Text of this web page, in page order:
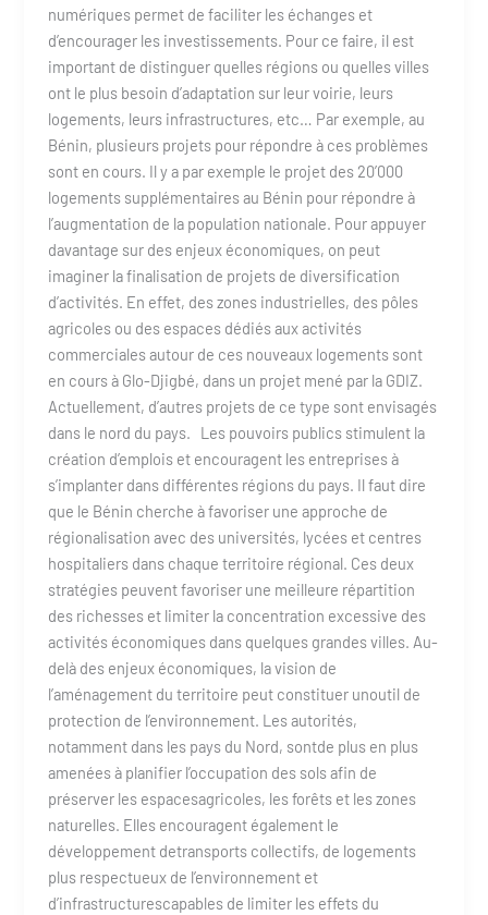
numériques permet de faciliter les échanges et
d’encourager les investissements. Pour ce faire, il est
important de distinguer quelles régions ou quelles villes
ont le plus besoin d’adaptation sur leur voirie, leurs
logements, leurs infrastructures, etc… Par exemple, au
Bénin, plusieurs projets pour répondre à ces problèmes
sont en cours. Il y a par exemple le projet des 20’000
logements supplémentaires au Bénin pour répondre à
l’augmentation de la population nationale. Pour appuyer
davantage sur des enjeux économiques, on peut
imaginer la finalisation de projets de diversification
d’activités. En effet, des zones industrielles, des pôles
agricoles ou des espaces dédiés aux activités
commerciales autour de ces nouveaux logements sont
en cours à Glo-Djigbé, dans un projet mené par la GDIZ.
Actuellement, d’autres projets de ce type sont envisagés
dans le nord du pays. Les pouvoirs publics stimulent la
création d’emplois et encouragent les entreprises à
s’implanter dans différentes régions du pays. Il faut dire
que le Bénin cherche à favoriser une approche de
régionalisation avec des universités, lycées et centres
hospitaliers dans chaque territoire régional. Ces deux
stratégies peuvent favoriser une meilleure répartition
des richesses et limiter la concentration excessive des
activités économiques dans quelques grandes villes. Au-
delà des enjeux économiques, la vision de
l’aménagement du territoire peut constituer unoutil de
protection de l’environnement. Les autorités,
notamment dans les pays du Nord, sontde plus en plus
amenées à planifier l’occupation des sols afin de
préserver les espacesagricoles, les forêts et les zones
naturelles. Elles encouragent également le
développement detransports collectifs, de logements
plus respectueux de l’environnement et
d’infrastructurescapables de limiter les effets du